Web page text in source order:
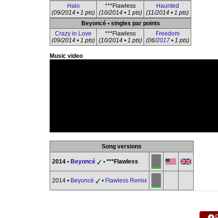
Halo
(09/2014 • 1 pts)
***Flawless
(10/2014 • 1 pts)
Haunted
(11/2014 • 1 pts)
Beyoncé • singles par points
Crazy in Love
(09/2014 • 1 pts)
***Flawless
(10/2014 • 1 pts)
Freedom
(06/2017• 1 pts)
Music video
Song versions
2014 • Beyoncé • ***Flawless
2014 • Beyoncé • Flawless Remix